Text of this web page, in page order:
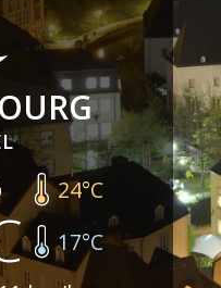
24°C
17°C